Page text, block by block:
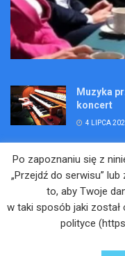
Muzyka
koncert
4 LIPCA
Adam
bariery.
Po zapoznaniu się z
„Przejdź do serwisu”
to, aby Twoje
w taki sposób jaki
polityce